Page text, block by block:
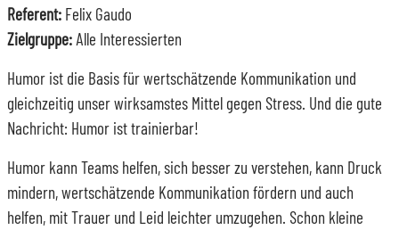
Referent: Felix Gaudo
Zielgruppe: Alle Interessierten
Humor ist die Basis für wertschätzende Kommunikation und
gleichzeitig unser wirksamstes Mittel gegen Stress. Und die gute
Nachricht: Humor ist trainierbar!
Humor kann Teams helfen, sich besser zu verstehen, kann Druck
mindern, wertschätzende Kommunikation fördern und auch
helfen, mit Trauer und Leid leichter umzugehen. Schon kleine